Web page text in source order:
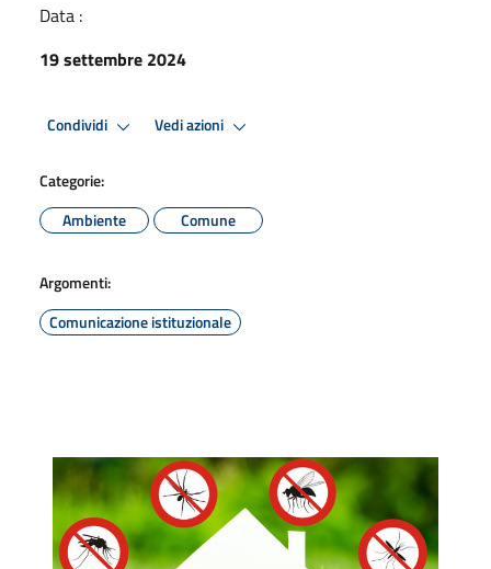
Data :
19 settembre 2024
Condividi Vedi azioni
Categorie:
Ambiente
Comune
Argomenti:
Comunicazione istituzionale